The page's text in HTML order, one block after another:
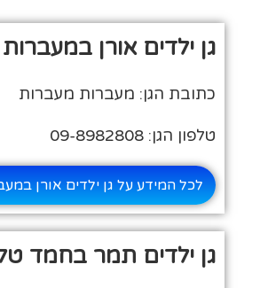
גן ילדים אורן במעברות
כתובת הגן: מעברות מעברות
טלפון הגן: 09-8982808
לכל המידע על גן ילדים אורן
גן ילדים תמר בחמד